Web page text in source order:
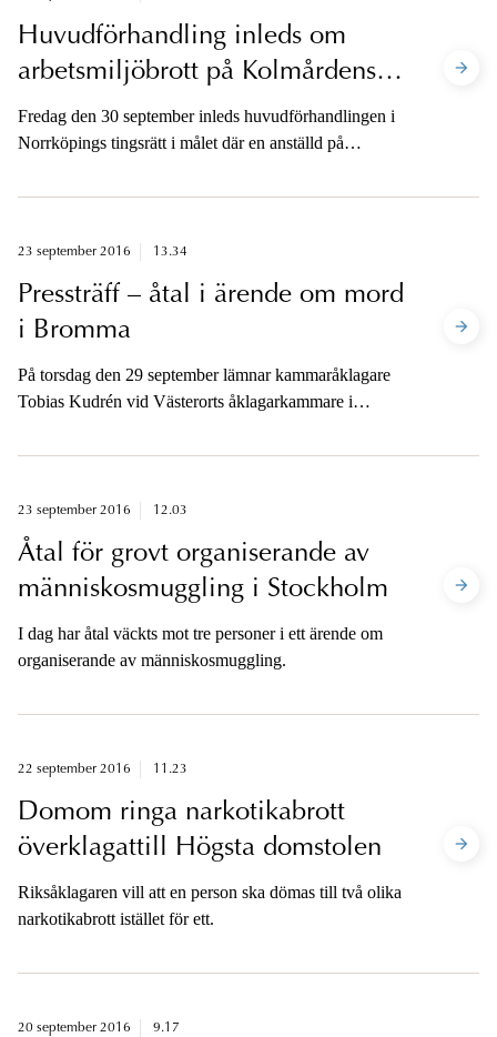
Huvudförhandling inleds om
arbetsmiljöbrott på Kolmårdens
djurpark
Fredag den 30 september inleds huvudförhandlingen i
Norrköpings tingsrätt i målet där en anställd på
tidigare zoologiska chefen för djurparken är åtalad för
grovt brott. Efter första förhandlingsdagen är åklagarna
23 september 2016 13.34
Pressträff – åtal i ärende om mord
i Bromma
På torsdag den 29 september lämnar kammaråklagare
Tobias Kudrén vid Västerorts åklagarkammare i
samband med åtalet inbjuds media till pressträff.
23 september 2016 12.03
Åtal för grovt organiserande av
människosmuggling i Stockholm
I dag har åtal väckts mot tre personer i ett ärende om
organiserande av människosmuggling.
22 september 2016 11.23
Domom ringa narkotikabrott
överklagattill Högsta domstolen
Riksåklagaren vill att en person ska dömas till två olika
narkotikabrott istället för ett.
20 september 2016 9.17